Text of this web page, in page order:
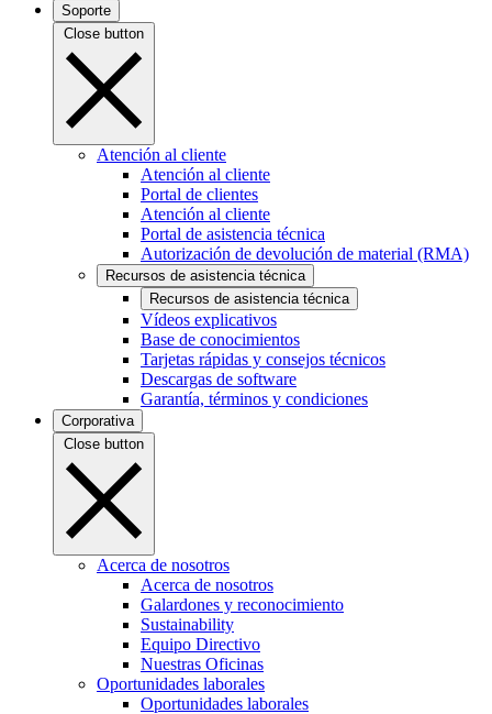
Soporte
Close button
Atención al cliente
Atención al cliente
Portal de clientes
Atención al cliente
Portal de asistencia técnica
Autorización de devolución de material (RMA)
Recursos de asistencia técnica
Recursos de asistencia técnica
Vídeos explicativos
Base de conocimientos
Tarjetas rápidas y consejos técnicos
Descargas de software
Garantía, términos y condiciones
Corporativa
Close button
Acerca de nosotros
Acerca de nosotros
Galardones y reconocimiento
Sustainability
Equipo Directivo
Nuestras Oficinas
Oportunidades laborales
Oportunidades laborales